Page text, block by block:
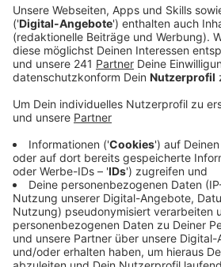
Rosa sagt, der Song sei eine Reise
eine persönliche Geschichte, mit
identifizieren kann: "Ich glaube, wir
einmal an einem Punkt, an dem wir
dass es keinen Ausweg mehr gibt
um uns herum zusammenbricht.
Frage zu stellen, auch sich selbst.
an diesem Punkt. Und mir wurde
hatte, meine Wirklichkeit zu
nur selbst aus dem Weg gehen
finden. Es geht vor allem um
akzeptieren, dass man genug ist.
"Snap" war eine Art Therapie für